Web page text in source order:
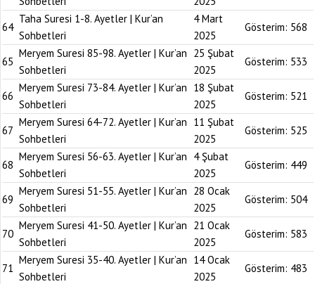
64
Taha Suresi 1-8. Ayetler | Kur’an
Sohbetleri
4 Mart
2025
Gösterim: 568
65
Meryem Suresi 85-98. Ayetler | Kur’an
Sohbetleri
25 Şubat
2025
Gösterim: 533
66
Meryem Suresi 73-84. Ayetler | Kur’an
Sohbetleri
18 Şubat
2025
Gösterim: 521
67
Meryem Suresi 64-72. Ayetler | Kur’an
Sohbetleri
11 Şubat
2025
Gösterim: 525
68
Meryem Suresi 56-63. Ayetler | Kur’an
Sohbetleri
4 Şubat
2025
Gösterim: 449
69
Meryem Suresi 51-55. Ayetler | Kur’an
Sohbetleri
28 Ocak
2025
Gösterim: 504
70
Meryem Suresi 41-50. Ayetler | Kur’an
Sohbetleri
21 Ocak
2025
Gösterim: 583
71
Meryem Suresi 35-40. Ayetler | Kur’an
Sohbetleri
14 Ocak
2025
Gösterim: 483